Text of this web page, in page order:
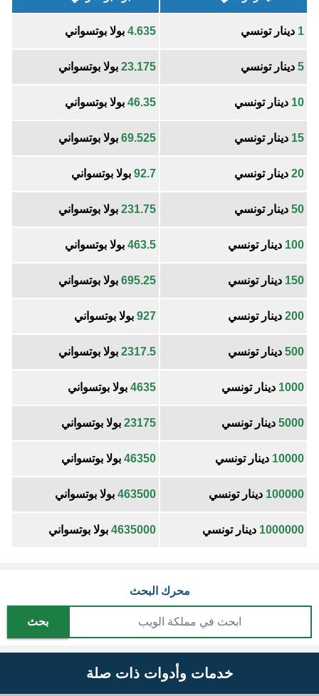
1 دينار تونسي 4.635 بولا بوتسواني
5 دينار تونسي 23.175 بولا بوتسواني
10 دينار تونسي 46.35 بولا بوتسواني
15 دينار تونسي 69.525 بولا بوتسواني
20 دينار تونسي 92.7 بولا بوتسواني
50 دينار تونسي 231.75 بولا بوتسواني
100 دينار تونسي 463.5 بولا بوتسواني
150 دينار تونسي 695.25 بولا بوتسواني
200 دينار تونسي 927 بولا بوتسواني
500 دينار تونسي 2317.5 بولا بوتسواني
1000 دينار تونسي 4635 بولا بوتسواني
5000 دينار تونسي 23175 بولا بوتسواني
10000 دينار تونسي 46350 بولا بوتسواني
100000 دينار تونسي 463500 بولا بوتسواني
1000000 دينار تونسي 4635000 بولا بوتسواني
محرك البحث
بحث
خدمات وأدوات ذات صلة